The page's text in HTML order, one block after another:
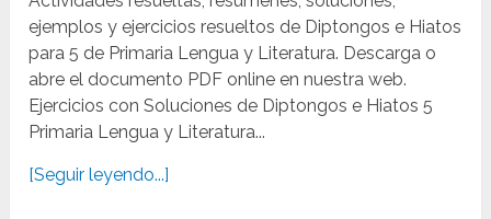
ejemplos y ejercicios resueltos de Diptongos e Hiatos
para 5 de Primaria Lengua y Literatura. Descarga o
abre el documento PDF online en nuestra web.
Ejercicios con Soluciones de Diptongos e Hiatos 5
Primaria Lengua y Literatura...
[Seguir leyendo...]